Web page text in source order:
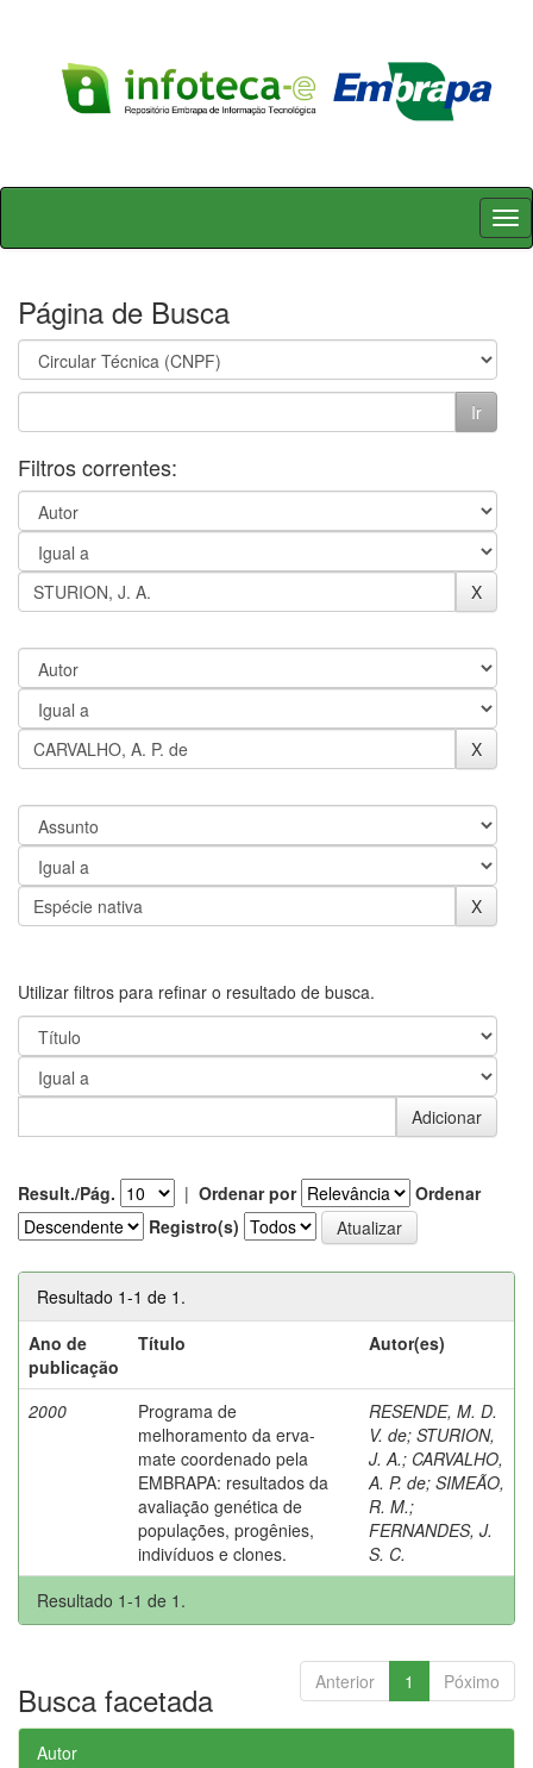
Skip
Página de Busca
Filtros correntes:
Utilizar filtros para refinar o resultado de busca.
Result./Pág. | Ordenar por
Ordenar
Registro(s)
Resultado 1-1 de 1.
Ano de
publicação
Título Autor(es)
2000
Programa de
melhoramento da erva-
mate coordenado pela
EMBRAPA: resultados da
avaliação genética de
populações, progênies,
indivíduos e clones.
RESENDE, M. D.
V. de; STURION,
J. A.; CARVALHO,
A. P. de; SIMEÃO,
R. M.;
FERNANDES, J.
S. C.
Resultado 1-1 de 1.
Anterior 1 Póximo
Busca facetada
Autor